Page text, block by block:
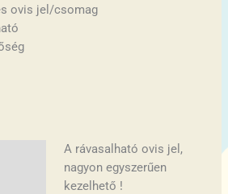
ovis jel/csomag
A rávasalható ovis jel,
nagyon egyszerűen
kezelhető !